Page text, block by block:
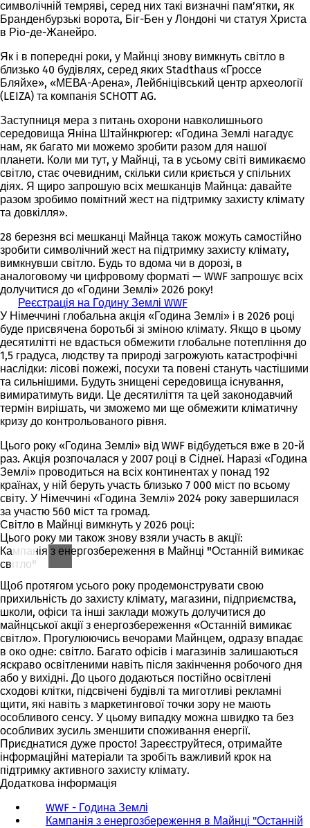
символічній темряві, серед них такі визначні пам’ятки, як
Бранденбурзькі ворота, Біг-Бен у Лондоні чи статуя Христа
в Ріо-де-Жанейро.
Як і в попередні роки, у Майнці знову вимкнуть світло в
близько 40 будівлях, серед яких Stadthaus «Гроссе
Бляйхе», «МЕВА-Арена», Лейбніцівський центр археології
(LEIZA) та компанія SCHOTT AG.
Заступниця мера з питань охорони навколишнього
середовища Яніна Штайнкрюгер: «Година Землі нагадує
нам, як багато ми можемо зробити разом для нашої
планети. Коли ми тут, у Майнці, та в усьому світі вимикаємо
світло, стає очевидним, скільки сили криється у спільних
діях. Я щиро запрошую всіх мешканців Майнца: давайте
разом зробимо помітний жест на підтримку захисту клімату
та довкілля».
28 березня всі мешканці Майнца також можуть самостійно
зробити символічний жест на підтримку захисту клімату,
вимкнувши світло. Будь то вдома чи в дорозі, в
аналоговому чи цифровому форматі — WWF запрошує всіх
долучитися до «Години Землі» 2026 року!
Реєстрація на Годину Землі WWF(
В
і
д
к
р
и
в
а
ь
с
я
в
н
в
і
й
л
а
д
ц
і
)
У Німеччині глобальна акція «Година Землі» і в 2026 році
буде присвячена боротьбі зі зміною клімату. Якщо в цьому
десятилітті не вдасться обмежити глобальне потепління до
1,5 градуса, людству та природі загрожують катастрофічні
наслідки: лісові пожежі, посухи та повені стануть частішими
та сильнішими. Будуть знищені середовища існування,
вимиратимуть види. Це десятиліття та цей законодавчий
термін вирішать, чи зможемо ми ще обмежити кліматичну
кризу до контрольованого рівня.
Цього року «Година Землі» від WWF відбудеться вже в 20-й
раз. Акція розпочалася у 2007 році в Сіднеї. Наразі «Година
Землі» проводиться на всіх континентах у понад 192
країнах, у ній беруть участь близько 7 000 міст по всьому
світу. У Німеччині «Година Землі» 2024 року завершилася
за участю 560 міст та громад.
Світло в Майнці вимкнуть у 2026 році:
Цього року ми також знову взяли участь в акції:
Кампанія з енергозбереження в Майнці "Останній вимикає
світло"
Щоб протягом усього року продемонструвати свою
прихильність до захисту клімату, магазини, підприємства,
школи, офіси та інші заклади можуть долучитися до
майнцської акції з енергозбереження «Останній вимикає
світло». Прогулюючись вечорами Майнцем, одразу впадає
в око одне: світло. Багато офісів і магазинів залишаються
яскраво освітленими навіть після закінчення робочого дня
або у вихідні. До цього додаються постійно освітлені
сходові клітки, підсвічені будівлі та миготливі рекламні
щити, які навіть з маркетингової точки зору не мають
особливого сенсу. У цьому випадку можна швидко та без
особливих зусиль зменшити споживання енергії.
Приєднатися дуже просто! Зареєструйтеся, отримайте
інформаційні матеріали та зробіть важливий крок на
підтримку активного захисту клімату.
Додаткова інформація
WWF - Година Землі
В
Кампанія з енергозбереження в Майнці "Останній